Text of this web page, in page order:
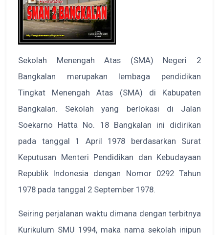
Sekolah Menengah Atas (SMA) Negeri 2
Bangkalan merupakan lembaga pendidikan
Tingkat Menengah Atas (SMA) di Kabupaten
Bangkalan. Sekolah yang berlokasi di Jalan
Soekarno Hatta No. 18 Bangkalan ini didirikan
pada tanggal 1 April 1978 berdasarkan Surat
Keputusan Menteri Pendidikan dan Kebudayaan
Republik Indonesia dengan Nomor 0292 Tahun
1978 pada tanggal 2 September 1978.
Seiring perjalanan waktu dimana dengan terbitnya
Kurikulum SMU 1994, maka nama sekolah inipun